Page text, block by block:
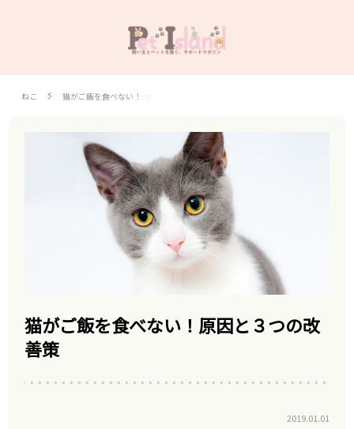
ねこ 猫がご飯を食べない！…
猫がご飯を食べない！原因と３つの改
善策
2019.01.01